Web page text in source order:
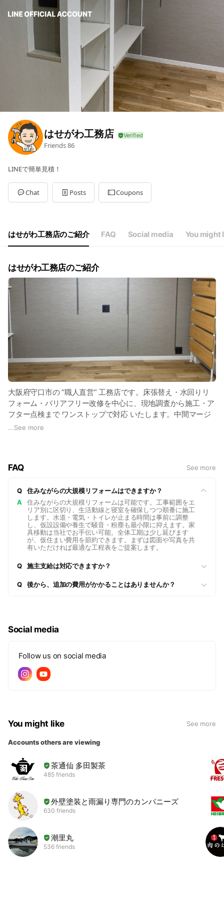
はせがわ工務店
Friends86
LINEで簡単見積！
Chat Posts Coupons
はせがわ工務店のご紹介 FAQ Social media You might
はせがわ工務店のご紹介
大阪府守口市の “職人直営” 工務店です。床張替え・水回りリ
フォーム・バリアフリー改修を中心に、現地調査から施工・ア
フター点検まで ワンストップで対応 いたします。中間マージ
ンを省いた適正価格と、国家資格（建築士／電気工事士）保有
消＆手すり設置などバリアフリー化 ・内窓・断熱リフォーム
📍 対応エリア 守口市を中心に、門真・寝屋川・摂津・吹田・
大阪市の一部ほか 車で30分圏内 ならお伺いします。
🔍 ご相談の流れ 1️⃣ このトークに お住まいの写真を送信 2️⃣
最短360分で概算見積りを返信 3️⃣ 現地調査（無料）→正式お
見積り 4️⃣ ご契約後、着工日を決定。工期中は毎日進捗を
LINE報告📝
も備えています ・Googleレビュー平均 ★5.0（2025年6月時
点）
🎁 LINE友だち限定特典 今だけ【フローリング工事5％OFFク
📞 お問い合わせ先 電話：06-7163-0351 メール：
kysarjp@gmail.com
さい。 ―― はせがわ工務店 スタッフ一同
...See more
FAQ See more
Q
住みながらの大規模リフォームはできますか？
A
住みながらの大規模リフォームは可能です。工事範囲をエ
リア別に区切り、生活動線と寝室を確保しつつ順番に施工
します。水道・電気・トイレが止まる時間は事前に調整
し、仮設設備や養生で騒音・粉塵も最小限に抑えます。家
具移動は当社でお手伝い可能。全体工期は少し延びます
が、仮住まい費用を節約できます。まずは図面や写真を共
有いただければ最適な工程表をご提案します。
Q 施主支給は対応できますか？
Q 後から、追加の費用がかかることはありませんか？
Social media
Follow us on social media
You might like See more
Accounts others are viewing
茶通仙 多田製茶
485 friends
外壁塗装と雨漏り専門のカンパニーズ
630 friends
潮里丸
536 friends